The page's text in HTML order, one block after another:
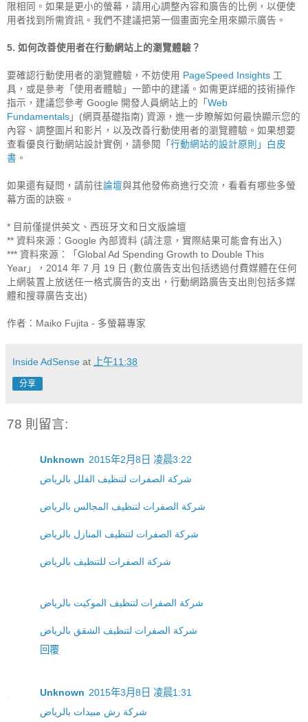
限相同。如果是更小的螢幕，請用心調整內容和廣告的比例，以便使
用者找到所需資訊。我們不建議把第一個畫面完全用來顯示廣告。
5. 如何改善使用者在行動網站上的瀏覽體驗？
要確認行動使用者的瀏覽體驗，不妨使用 PageSpeed Insights 工
具，或是參考「使用者體驗」一節中的建議。如需更詳細的技術操作
指示，建議您參考 Google 開發人員網站上的「 Web
Fundamentals 」(網頁基礎指南) 資源，進一步瞭解如何最快顯示您的
內容、調整圖片和影片，以及改善行動使用者的瀏覽體驗。如果想要
查看優良行動網站設計實例，請參閱「 行動網站的設計原則」白皮
書 。
如果還有疑問，請前往論壇與其他發佈商進行交流，看看有哪些多螢
幕方面的訣竅。
* 目前僅提供英文、西班牙文和日文版論壇
** 資料來源：Google 內部資料 (請注意，實際結果可能會有出入)
*** 資料來源：「Global Ad Spending Growth to Double This
Year」，2014 年 7 月 19 日 (數位廣告支出包括透過付費媒體在任何
上網裝置上放送任一格式廣告的支出，行動網路廣告支出則包括多媒
體和搜尋廣告支出)
作者：Maiko Fujita - 多螢幕專家
Inside AdSense at 上午11:38
分享
78 則留言:
Unknown 2015年2月8日 凌晨3:22
شركة الصفرات لتنظيف الفلل بالرياض
شركة الصفرات لتنظيف المجالس بالرياض
شركة الصفرات لتنظيف المنازل بالرياض
شركة الصفرات للتنظيف بالرياض
شركة الصفرات لتنظيف الموكيت بالرياض
شركة الصفرات لتنظيف الشقق بالرياض
回覆
Unknown 2015年3月8日 凌晨1:31
شركة رش مبيدات بالرياض